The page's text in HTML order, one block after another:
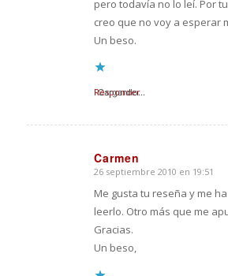
pero todavía no lo leí. Por
creo que no voy a esperar
Un beso.
Cargando...
Responder
Carmen
Dice:
26 septiembre 2010 en 19:51
Me gusta tu reseña y me
leerlo. Otro más que me
Gracias.
Un beso,